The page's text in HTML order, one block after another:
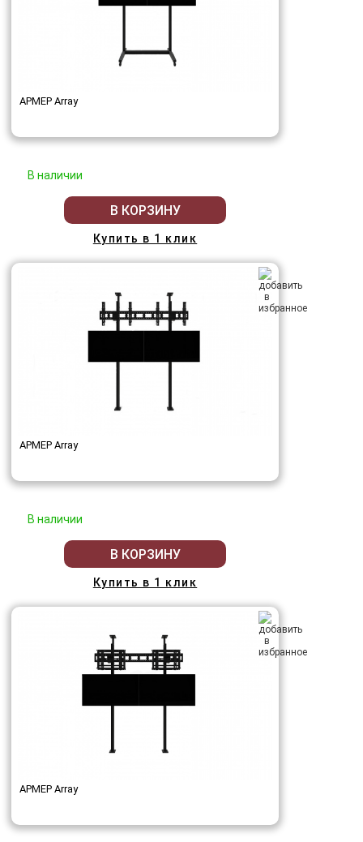
АРМЕР Array
В наличии
В КОРЗИНУ
Купить в 1 клик
АРМЕР Array
В наличии
В КОРЗИНУ
Купить в 1 клик
АРМЕР Array